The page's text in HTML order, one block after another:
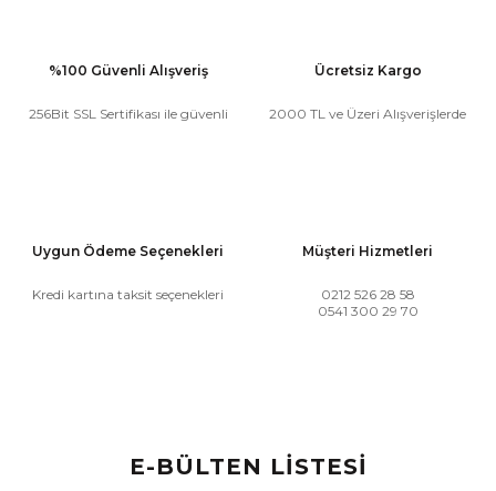
%100 Güvenli Alışveriş
256Bit SSL Sertifikası ile güvenli
Ücretsiz Kargo
2000 TL ve Üzeri Alışverişlerde
Uygun Ödeme Seçenekleri
Kredi kartına taksit seçenekleri
Müşteri Hizmetleri
0212 526 28 58
0541 300 29 70
E-BÜLTEN LİSTESİ